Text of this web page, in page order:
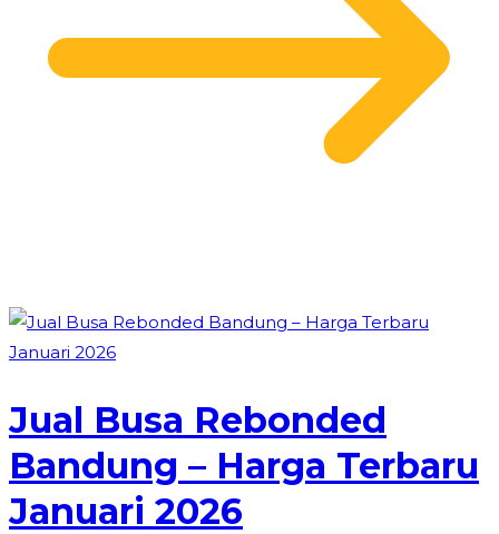
Jual Busa Rebonded
Bandung – Harga Terbaru
Januari 2026